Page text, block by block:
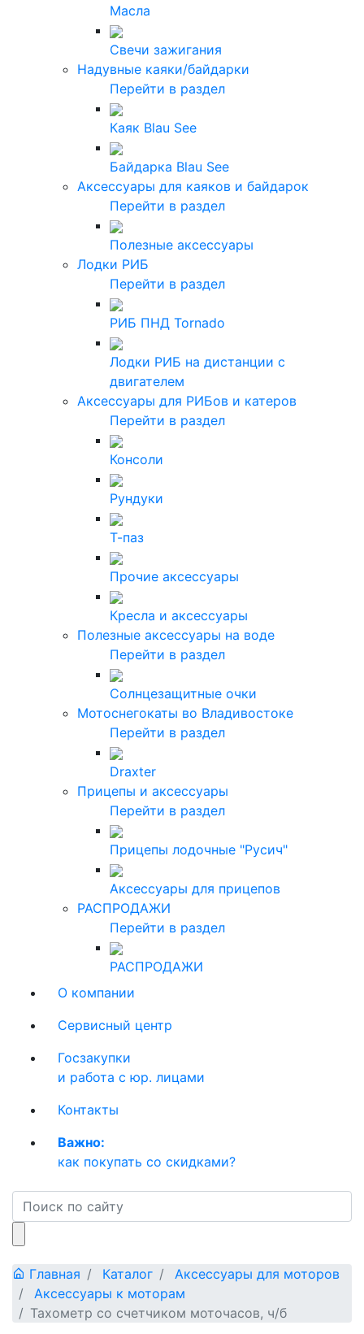
Масла
Свечи зажигания
Надувные каяки/байдарки
Перейти в раздел
Каяк Blau See
Байдарка Blau See
Аксессуары для каяков и байдарок
Перейти в раздел
Полезные аксессуары
Лодки РИБ
Перейти в раздел
РИБ ПНД Tornado
Лодки РИБ на дистанции с
двигателем
Аксессуары для РИБов и катеров
Перейти в раздел
Консоли
Рундуки
Т-паз
Прочие аксессуары
Кресла и аксессуары
Полезные аксессуары на воде
Перейти в раздел
Солнцезащитные очки
Мотоснегокаты во Владивостоке
Перейти в раздел
Draxter
Прицепы и аксессуары
Перейти в раздел
Прицепы лодочные "Русич"
Аксессуары для прицепов
РАСПРОДАЖИ
Перейти в раздел
РАСПРОДАЖИ
О компании
Сервисный центр
Госзакупки
и работа с юр. лицами
Контакты
Важно:
как покупать со скидками?
Главная Каталог
Аксессуары для моторов
Аксессуары к моторам
Тахометр со счетчиком моточасов, ч/б